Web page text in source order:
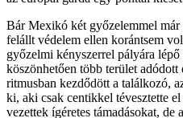
Bár Mexikó két győzelemmel már
felállt védelem ellen korántsem
győzelmi kényszerrel pályára
köszönhetően több terület
ritmusban kezdődött a találkozó,
ki, aki csak centikkel tévesztette
vezettek ígéretes támadásokat,